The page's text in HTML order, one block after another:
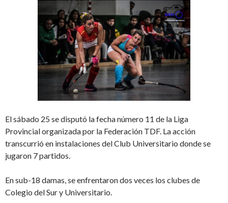
El sábado 25 se disputó la fecha número 11 de la Liga
Provincial organizada por la Federación TDF. La acción
transcurrió en instalaciones del Club Universitario donde se
jugaron 7 partidos.
En sub-18 damas, se enfrentaron dos veces los clubes de
Colegio del Sur y Universitario.